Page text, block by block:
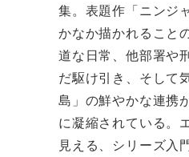
集。表題作「ニンジ
かなか描かれること
道な日常、他部署や
だ駆け引き、そして
島」の鮮やかな連携
に凝縮されている。
見える、シリーズ入